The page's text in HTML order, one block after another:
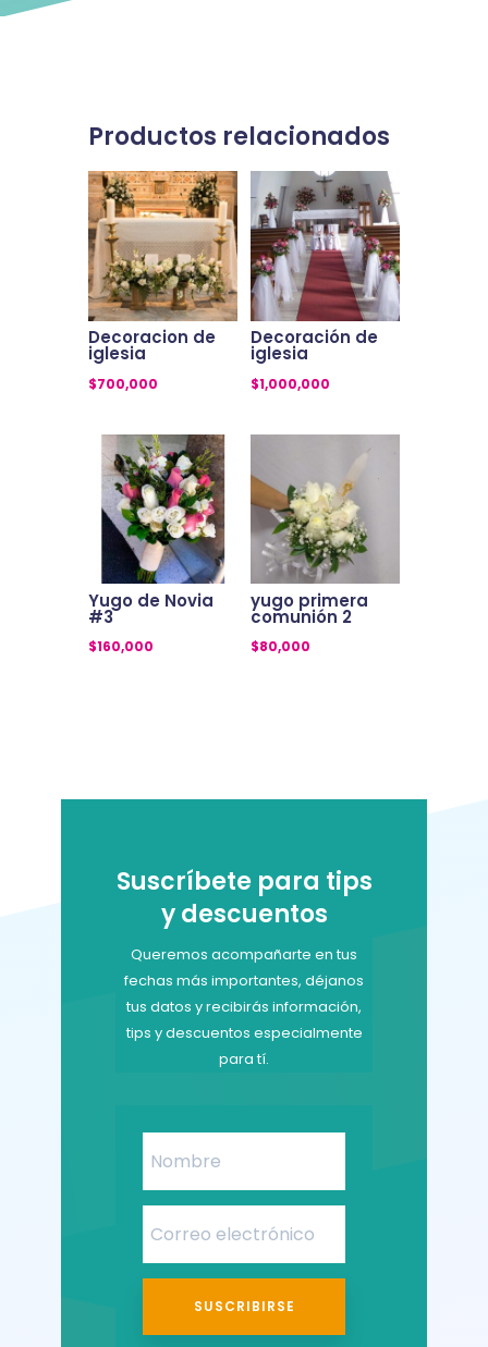
Productos relacionados
Decoracion de
iglesia
$700,000
Decoración de
iglesia
$1,000,000
Yugo de Novia
#3
$160,000
yugo primera
comunión 2
$80,000
Suscríbete para tips
y descuentos
Queremos acompañarte en tus
fechas más importantes, déjanos
tus datos y recibirás información,
tips y descuentos especialmente
para tí.
SUSCRIBIRSE